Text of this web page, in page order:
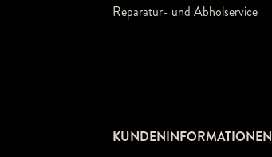
Reparatur- und Abholservice
KUNDENINFORMATIONEN